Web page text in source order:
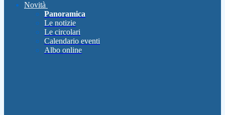
Novità
Panoramica
Le notizie
Le circolari
Calendario eventi
Albo online